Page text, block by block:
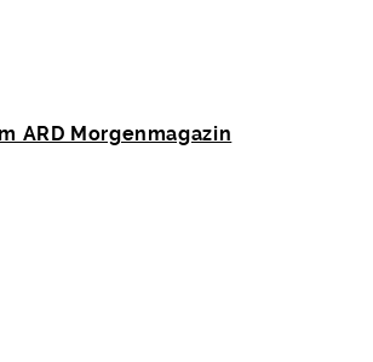
ARD Morgenmagazin